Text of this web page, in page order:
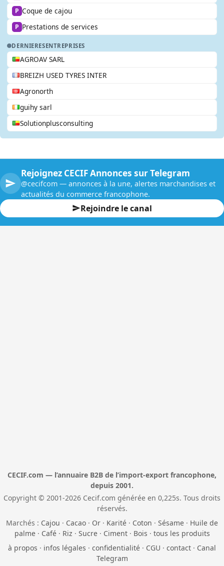
P Coque de cajou
P Prestations de services
DERNIERESENTREPRISES
AGROAV SARL
BREIZH USED TYRES INTER
Agronorth
guihy sarl
Solutionplusconsulting
Rejoignez CECIF Annonces sur Telegram
@cecifcom — annonces à la une, alertes marchandises et
actualités du commerce francophone.
Rejoindre le canal
CECIF.com — l’annuaire B2B de l’import-export francophone,
depuis 2001.
Copyright © 2001-2026 Cecif.com générée en 0,225s. Tous droits
réservés.
Marchés : Cajou · Cacao · Or · Karité · Coton · Sésame · Huile de
palme· Café· Riz · Sucre· Ciment· Bois · tous les produits
à propos · infos légales · confidentialité · CGU · contact · Canal
Telegram